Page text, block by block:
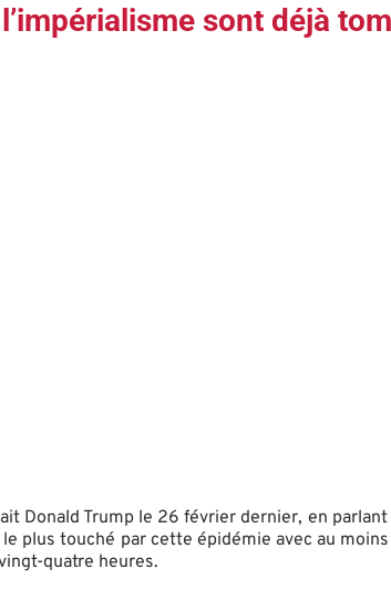
sont déjà
Donald Trump le 26 février dernier, en
plus touché par cette épidémie avec au
quatre heures.